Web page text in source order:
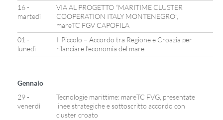
16 -
martedì
VIA AL PROGETTO “MARITIME CLUSTER
COOPERATION ITALY MONTENEGRO”,
mareTC FGV CAPOFILA
01 -
lunedì
Il Piccolo – Accordo tra Regione e Croazia per
rilanciare l’economia del mare
Gennaio
29 -
venerdì
Tecnologie marittime: mareTC FVG, presentate
linee strategiche e sottoscritto accordo con
cluster croato